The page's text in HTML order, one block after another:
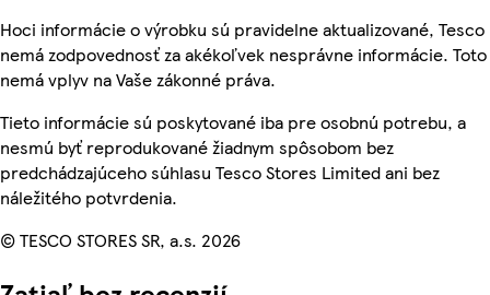
Hoci informácie o výrobku sú pravidelne aktualizované, Tesco
nemá zodpovednosť za akékoľvek nesprávne informácie. Toto
nemá vplyv na Vaše zákonné práva.
Tieto informácie sú poskytované iba pre osobnú potrebu, a
nesmú byť reprodukované žiadnym spôsobom bez
predchádzajúceho súhlasu Tesco Stores Limited ani bez
náležitého potvrdenia.
© TESCO STORES SR, a.s. 2026